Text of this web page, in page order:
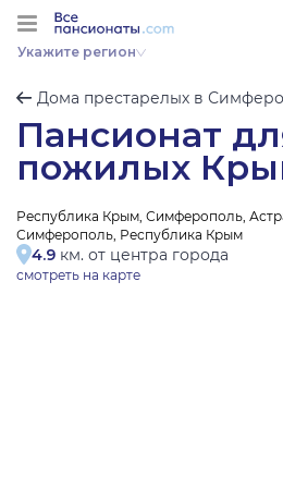
Укажите регион
Дома престарелых в
Пансионат
пожилых
Республика Крым, Симферополь,
Симферополь, Республика Крым
4.9 км. от центра города
смотреть на карте